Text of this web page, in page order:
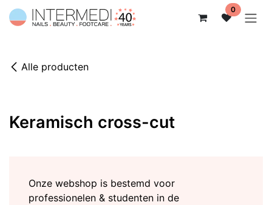
Overslaan naar inhoud 0
Alle producten
Keramisch cross-cut
Onze webshop is bestemd voor
professionelen & studenten in de